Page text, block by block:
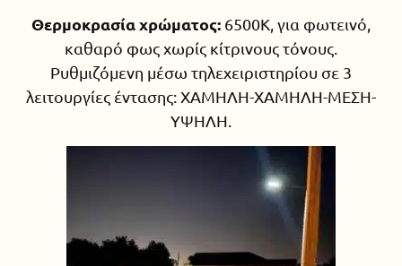
Θερμοκρασία χρώματος: 6500K, για φωτεινό,
καθαρό φως χωρίς κίτρινους τόνους.
Ρυθμιζόμενη μέσω τηλεχειριστηρίου σε 3
λειτουργίες έντασης: ΧΑΜΗΛΗ-ΧΑΜΗΛΗ-ΜΕΣΗ-
ΥΨΗΛΗ.